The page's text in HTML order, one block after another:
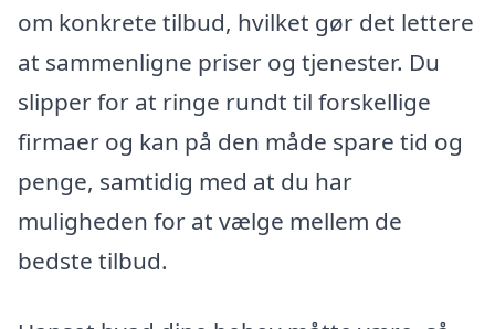
om konkrete tilbud, hvilket gør det lettere
at sammenligne priser og tjenester. Du
slipper for at ringe rundt til forskellige
firmaer og kan på den måde spare tid og
penge, samtidig med at du har
muligheden for at vælge mellem de
bedste tilbud.